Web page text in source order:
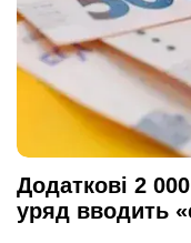
Додаткові 2
уряд вводить